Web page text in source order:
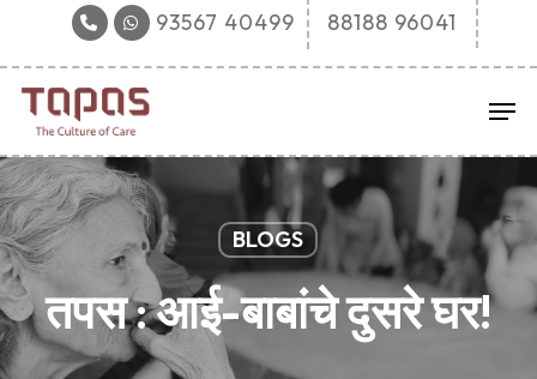
main
content
93567 40499‬ 88188 96041
BLOGS
तपस : आई-बाबांचे दुसरे घर!